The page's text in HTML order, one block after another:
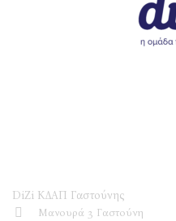
DiZi ΚΔΑΠ Γαστούνης
Μανουρά 3 Γαστούνη